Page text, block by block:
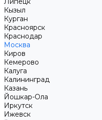
Кызыл
Курган
Красноярск
Краснодар
Москва
Киров
Кемерово
Калуга
Калининград
Казань
Йошкар-Ола
Иркутск
Ижевск